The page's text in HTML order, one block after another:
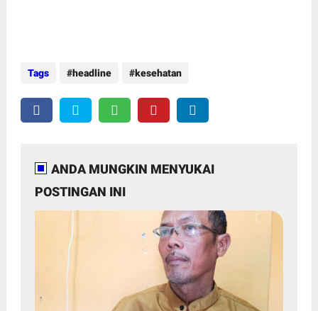
Tags headline kesehatan
ANDA MUNGKIN MENYUKAI
POSTINGAN INI